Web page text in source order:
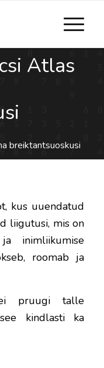
Atlas
breiktantsuoskusi
kus uuendatud
liigutusi, mis on
inimliikumise
roomab ja
pruugi talle
kindlasti ka